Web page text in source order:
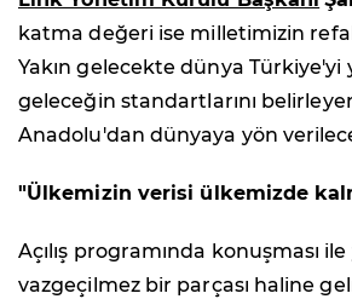
katma değeri ise milletimizin
Yakın gelecekte dünya
geleceğin standartlarını
Anadolu'dan dünyaya yön
"Ülkemizin verisi ülkemizde
Açılış programında konuşması
vazgeçilmez bir parçası haline